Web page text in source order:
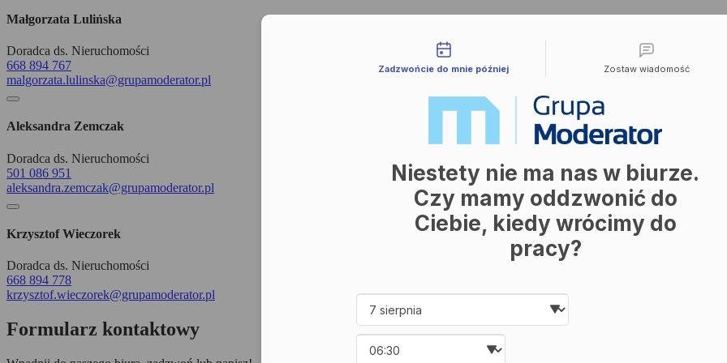
Małgorzata Lulińska
Doradca ds. Nieruchomości
668 894 767
malgorzata.lulinska@grupamoderator.pl
Aleksandra Zemczak
Doradca ds. Nieruchomości
501 086 951
aleksandra.zemczak@grupamoderator.pl
Krzysztof Wieczorek
Doradca ds. Nieruchomości
668 894 778
krzysztof.wieczorek@grupamoderator.pl
Formularz kontaktowy
Możliwości kontaktu
Zadzwońcie do mnie później Zostaw wiadomość
Niestety nie ma nas w biurze.
Czy mamy oddzwonić do
Ciebie, kiedy wrócimy do
pracy?
Date and time slection for
Wybierz datę